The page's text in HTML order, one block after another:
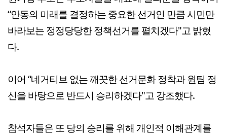
“안동의 미래를 결정하는 중요한 선거인 만큼 시민만
바라보는 정정당당한 정책선거를 펼치겠다"고 밝혔
다.
이어 “네거티브 없는 깨끗한 선거문화 정착과 원팀 정
신을 바탕으로 반드시 승리하겠다"고 강조했다.
참석자들은 또 당의 승리를 위해 개인적 이해관계를